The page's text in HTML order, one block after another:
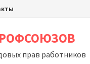
прав работников